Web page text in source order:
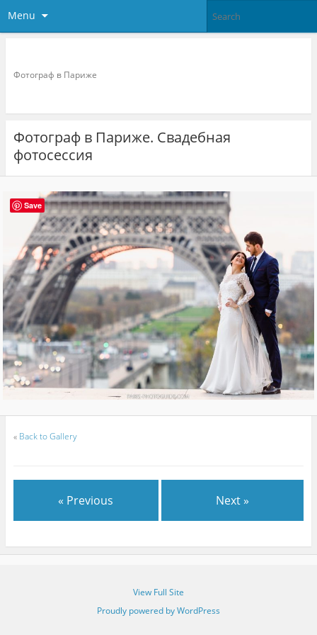
Menu
Фотограф в Париже
Фотограф в Париже. Свадебная
фотосессия
« Back to Gallery
« Previous Next »
View Full Site
Proudly powered by WordPress
Save